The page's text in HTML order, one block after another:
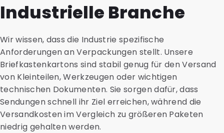
Industrielle Branche
Wir wissen, dass die Industrie spezifische
Anforderungen an Verpackungen stellt. Unsere
Briefkastenkartons sind stabil genug für den Versand
von Kleinteilen, Werkzeugen oder wichtigen
technischen Dokumenten. Sie sorgen dafür, dass
Sendungen schnell ihr Ziel erreichen, während die
Versandkosten im Vergleich zu größeren Paketen
niedrig gehalten werden.